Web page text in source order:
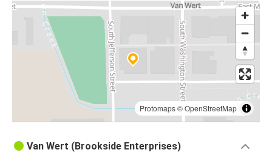
Protomaps©OpenStreetMap
Van Wert (Brookside Enterprises)